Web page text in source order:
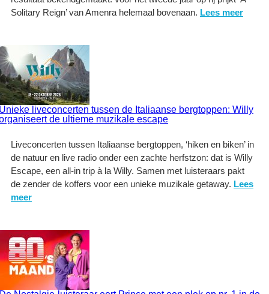
Solitary Reign’ van Amenra helemaal bovenaan. Lees meer
liveconcerten tussen de Italiaanse bergtoppen: Willy
de ultieme muzikale escape
Liveconcerten tussen Italiaanse bergtoppen, ‘hiken en biken’ in
de natuur en live radio onder een zachte herfstzon: dat is Willy
Escape, een all-in trip à la Willy. Samen met luisteraars pakt
de zender de koffers voor een unieke muzikale getaway. Lees
meer